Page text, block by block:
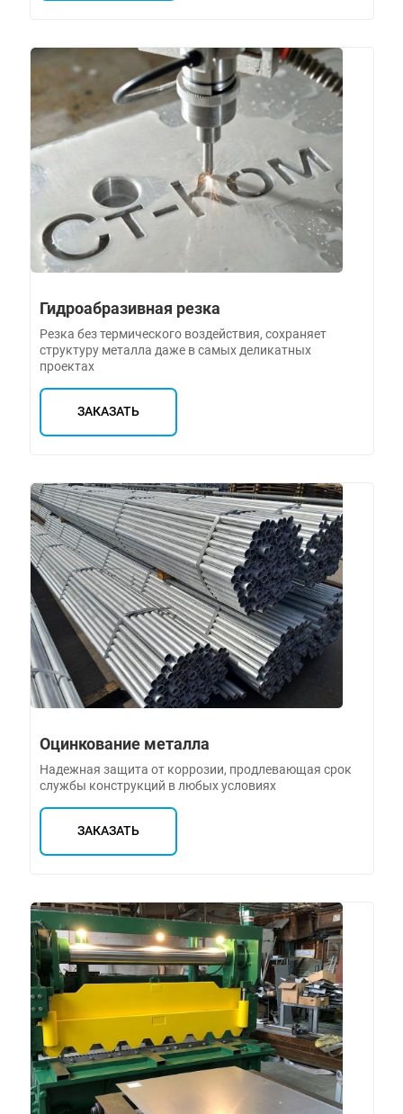
Гидроабразивная резка
Резка без термического воздействия, сохраняет
структуру металла даже в самых деликатных
проектах
ЗАКАЗАТЬ
Оцинкование металла
Надежная защита от коррозии, продлевающая срок
службы конструкций в любых условиях
ЗАКАЗАТЬ